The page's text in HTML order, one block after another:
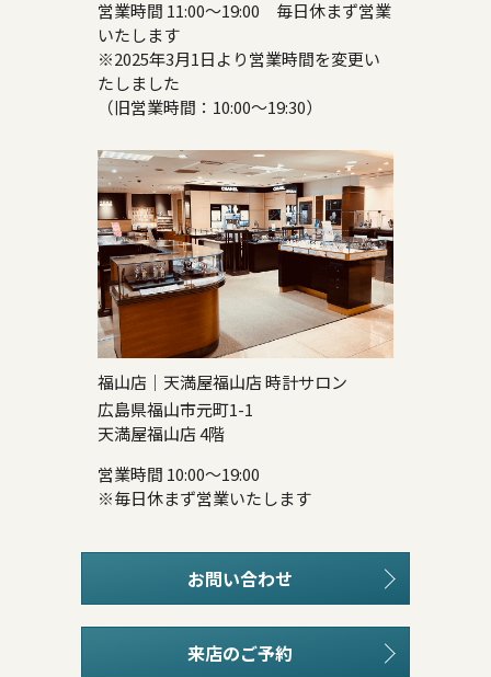
営業時間 11:00～19:00 毎日休まず営業
いたします
※2025年3月1日より営業時間を変更い
たしました
（旧営業時間：10:00～19:30）
福山店｜天満屋福山店 時計サロン
広島県福山市元町1-1
天満屋福山店 4階
営業時間 10:00～19:00
※毎日休まず営業いたします
お問い合わせ
来店のご予約